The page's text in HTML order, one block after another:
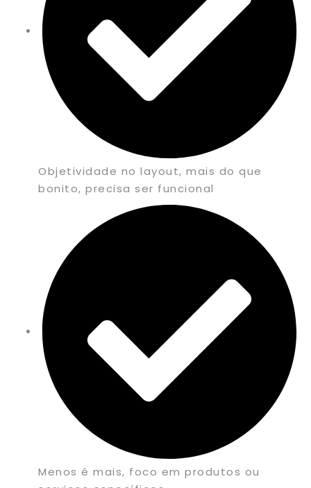
Objetividade no layout, mais do que
bonito, precisa ser funcional
Menos é mais, foco em produtos ou